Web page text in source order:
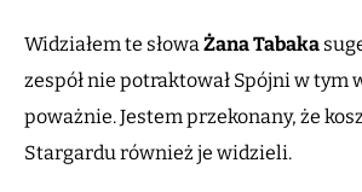
Widziałem te słowaŻana Tabaka
zespół nie potraktował Spójni w tym
poważnie. Jestem przekonany, że
Stargardu również je widzieli.